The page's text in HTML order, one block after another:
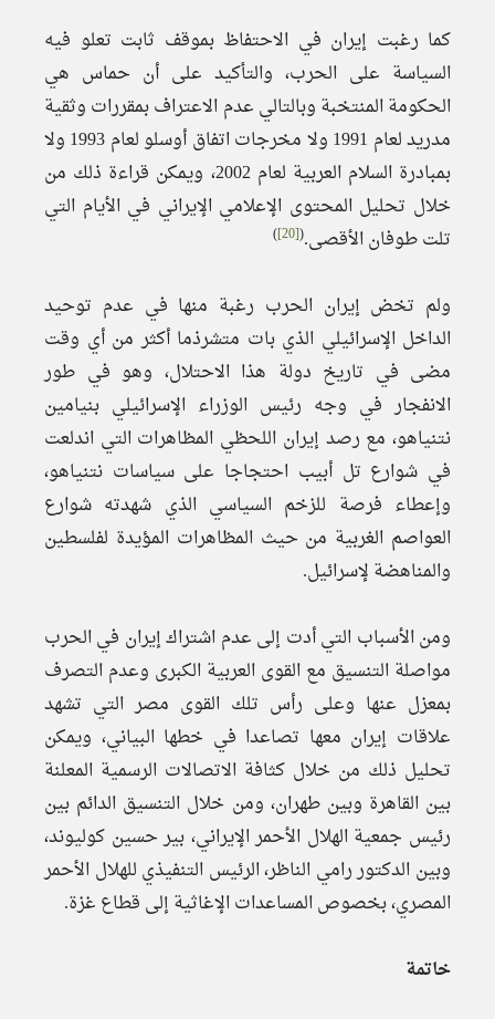
كما رغبت إيران في الاحتفاظ بموقف ثابت تعلو فيه
السياسة على الحرب، والتأكيد على أن حماس هي
الحكومة المنتخبة وبالتالي عدم الاعتراف بمقررات وثقية
مدريد لعام 1991 ولا مخرجات اتفاق أوسلو لعام 1993 ولا
بمبادرة السلام العربية لعام 2002، ويمكن قراءة ذلك من
خلال تحليل المحتوى الإعلامي الإيراني في الأيام التي
تلت طوفان الأقصى.(
[20]
)
ولم تخض إيران الحرب رغبة منها في عدم توحيد
الداخل الإسرائيلي الذي بات متشرذما أكثر من أي وقت
مضى في تاريخ دولة هذا الاحتلال، وهو في طور
الانفجار في وجه رئيس الوزراء الإسرائيلي بنيامين
نتنياهو، مع رصد إيران اللحظي المظاهرات التي اندلعت
في شوارع تل أبيب احتجاجا على سياسات نتنياهو،
وإعطاء فرصة للزخم السياسي الذي شهدته شوارع
العواصم الغربية من حيث المظاهرات المؤيدة لفلسطين
والمناهضة لإسرائيل.
ومن الأسباب التي أدت إلى عدم اشتراك إيران في الحرب
مواصلة التنسيق مع القوى العربية الكبرى وعدم التصرف
بمعزل عنها وعلى رأس تلك القوى مصر التي تشهد
علاقات إيران معها تصاعدا في خطها البياني، ويمكن
تحليل ذلك من خلال كثافة الاتصالات الرسمية المعلنة
بين القاهرة وبين طهران، ومن خلال التنسيق الدائم بين
رئيس جمعية الهلال الأحمر الإيراني، بير حسين كوليوند،
وبين الدكتور رامي الناظر، الرئيس التنفيذي للهلال الأحمر
المصري، بخصوص المساعدات الإغاثية إلى قطاع غزة.
خاتمة